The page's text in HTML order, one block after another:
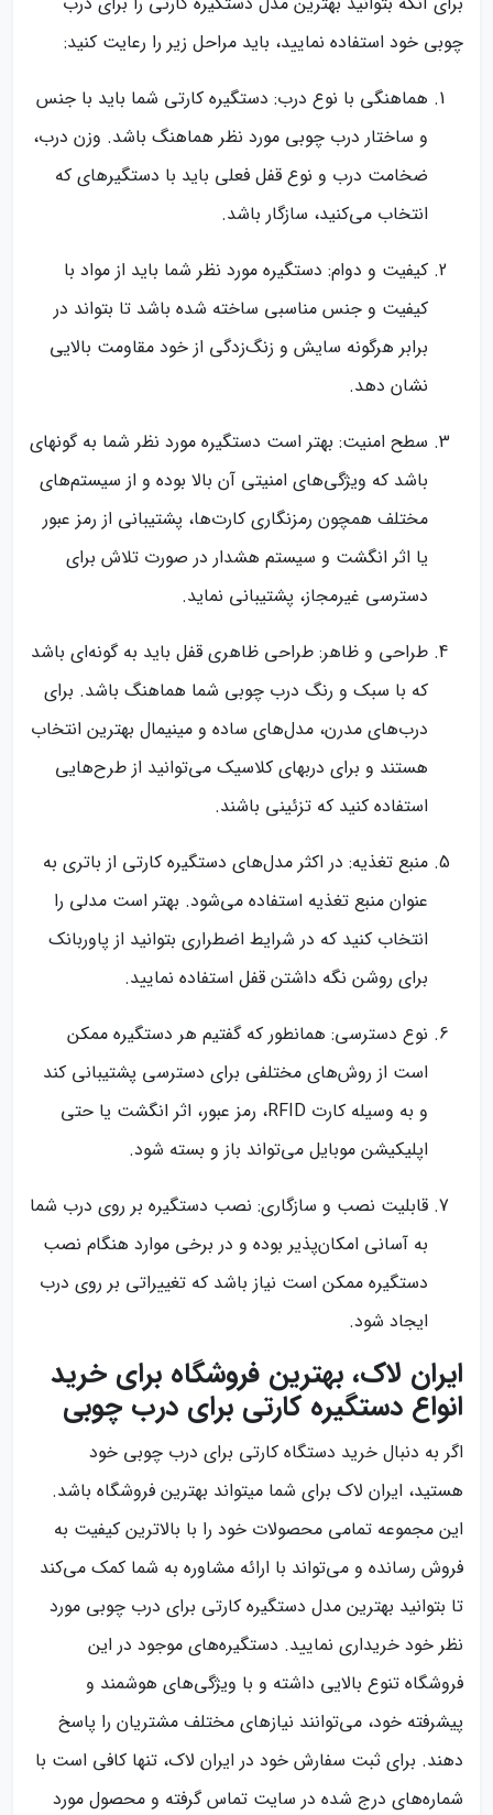
چوبی خود استفاده نمایید، باید مراحل زیر را رعایت کنید:
هماهنگی با نوع درب: دستگیره کارتی شما باید با جنس
و ساختار درب چوبی مورد نظر هماهنگ باشد. وزن درب،
ضخامت درب و نوع قفل فعلی باید با دستگیره‎ای که
انتخاب می‌کنید، سازگار باشد.
کیفیت و دوام: دستگیره مورد نظر شما باید از مواد با
کیفیت و جنس مناسبی ساخته شده باشد تا بتواند در
برابر هرگونه سایش و زنگ‌زدگی از خود مقاومت بالایی
نشان دهد.
سطح امنیت: بهتر است دستگیره مورد نظر شما به گونه‎ای
باشد که ویژگی‌های امنیتی آن بالا بوده و از سیستم‌های
مختلف همچون رمزنگاری کارت‌ها، پشتیبانی از رمز عبور
یا اثر انگشت و سیستم هشدار در صورت تلاش برای
دسترسی غیرمجاز، پشتیبانی نماید.
طراحی و ظاهر: طراحی ظاهری قفل باید به گونه‌ای باشد
که با سبک و رنگ درب چوبی شما هماهنگ باشد. برای
درب‌های مدرن، مدل‌های ساده و مینیمال بهترین انتخاب
هستند و برای درب‎های کلاسیک می‌‎توانید از طرح‌هایی
استفاده کنید که تزئینی باشند.
منبع تغذیه: در اکثر مدل‌های دستگیره کارتی از باتری به
عنوان منبع تغذیه استفاده می‌شود. بهتر است مدلی را
انتخاب کنید که در شرایط اضطراری بتوانید از پاوربانک
برای روشن نگه داشتن قفل استفاده نمایید.
نوع دسترسی: همانطور که گفتیم هر دستگیره ممکن
است از روش‌های مختلفی برای دسترسی پشتیبانی کند
و به وسیله کارت RFID، رمز عبور، اثر انگشت یا حتی
اپلیکیشن موبایل می‌تواند باز و بسته شود.
قابلیت نصب و سازگاری: نصب دستگیره بر روی درب شما
به آسانی امکان‌پذیر بوده و در برخی موارد هنگام نصب
دستگیره ممکن است نیاز باشد که تغییراتی بر روی درب
ایجاد شود.
ایران لاک، بهترین فروشگاه برای خرید
انواع دستگیره کارتی برای درب چوبی
اگر به دنبال خرید دستگاه کارتی برای درب چوبی خود
هستید، ایران لاک برای شما می‎تواند بهترین فروشگاه باشد.
این مجموعه تمامی محصولات خود را با بالاترین کیفیت به
فروش رسانده و می‌تواند با ارائه مشاوره به شما کمک می‌کند
تا بتوانید بهترین مدل دستگیره کارتی برای درب چوبی مورد
نظر خود خریداری نمایید. دستگیره‌های موجود در این
فروشگاه تنوع بالایی داشته و با ویژگی‌های هوشمند و
پیشرفته خود، می‌توانند نیازهای مختلف مشتریان را پاسخ
دهند. برای ثبت سفارش خود در ایران لاک، تنها کافی است با
شماره‌های درج شده در سایت تماس گرفته و محصول مورد